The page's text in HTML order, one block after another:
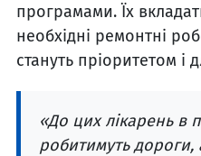
програмами. Їх
необхідні ремонтні
стануть пріоритетом і
«До цих лікарень в
робитимуть дороги,